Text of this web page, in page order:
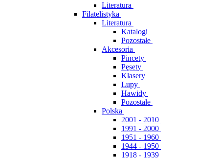
Literatura
Filatelistyka
Literatura
Katalogi
Pozostałe
Akcesoria
Pincety
Pęsety
Klasery
Lupy
Hawidy
Pozostałe
Polska
2001 - 2010
1991 - 2000
1951 - 1960
1944 - 1950
1918 - 1939